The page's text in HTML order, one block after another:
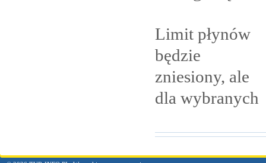
Limit płynów
będzie
zniesiony, ale
dla wybranych